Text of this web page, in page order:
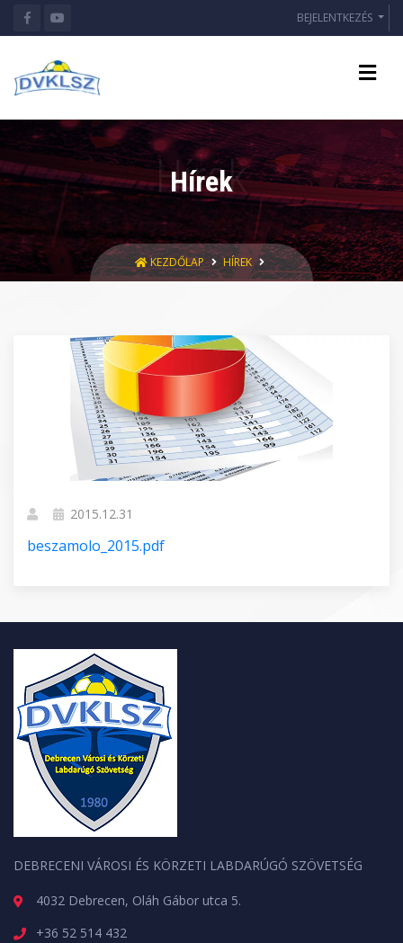
BEJELENTKEZÉS
Hírek
KEZDŐLAP HÍREK
2015.12.31
beszamolo_2015.pdf
DEBRECENI VÁROSI ÉS KÖRZETI LABDARÚGÓ SZÖVETSÉG
4032 Debrecen, Oláh Gábor utca 5.
+36 52 514 432